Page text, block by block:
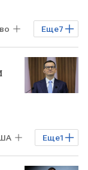
Еще7
Еще1